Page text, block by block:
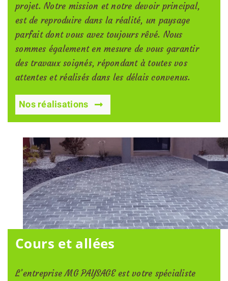
projet. Notre mission et notre devoir principal,
est de reproduire dans la réalité, un paysage
parfait dont vous avez toujours rêvé. Nous
sommes également en mesure de vous garantir
des travaux soignés, répondant à toutes vos
attentes et réalisés dans les délais convenus.
Nos réalisations
Cours et allées
L’entreprise MG PAYSAGE est votre spécialiste